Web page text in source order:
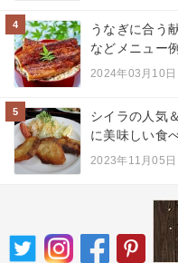
4
うなぎに合う
などメニュー
2024年03月10日
5
シイラの人気
に美味しい食
2023年11月05日